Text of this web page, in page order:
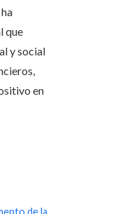
que
y social
en
de la